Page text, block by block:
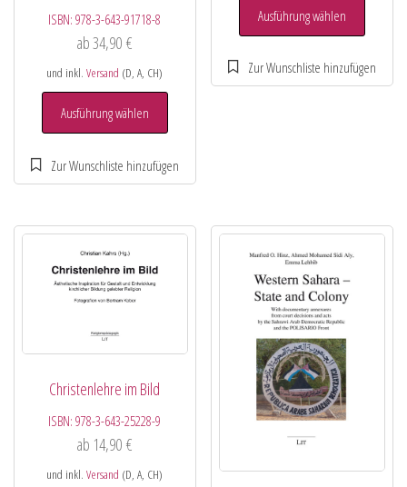
ISBN:978-3-643-91718-8
ab34,90€
und inkl.Versand (D, A, CH)
Ausführung wählen
Ausführung wählen
Christenlehre im Bild
ISBN:978-3-643-25228-9
ab 14,90€
und inkl.Versand (D, A, CH)